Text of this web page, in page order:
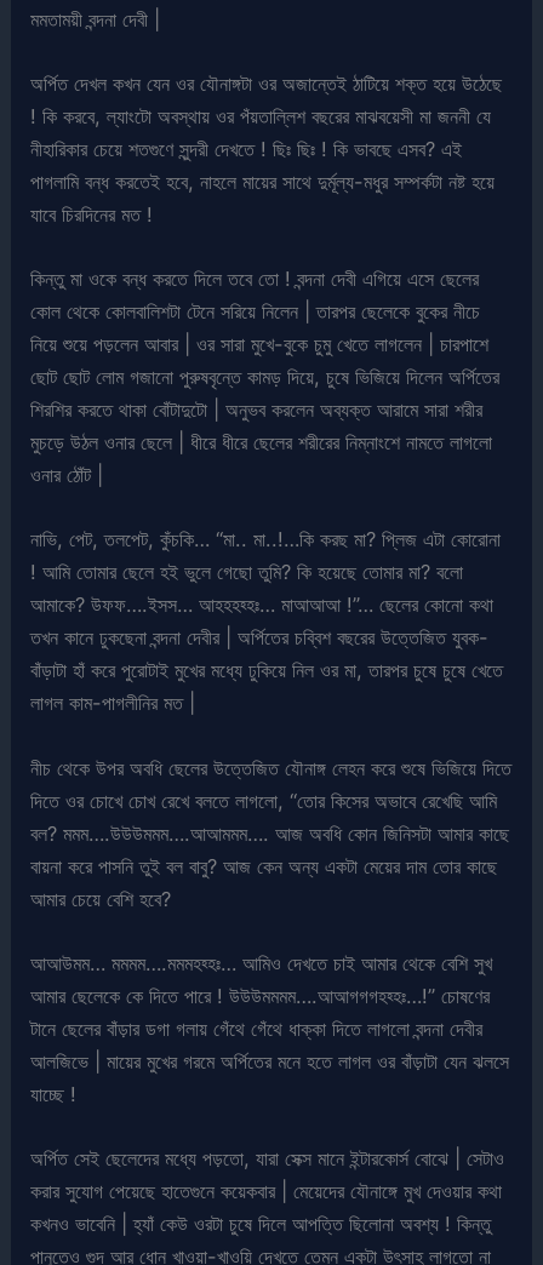
মমতাময়ী বন্দনা দেবী |
অর্পিত দেখল কখন যেন ওর যৌনাঙ্গটা ওর অজান্তেই ঠাটিয়ে শক্ত হয়ে উঠেছে
! কি করবে, ল্যাংটো অবস্থায় ওর পঁয়তাল্লিশ বছরের মাঝবয়েসী মা জননী যে
নীহারিকার চেয়ে শতগুণে সুন্দরী দেখতে ! ছিঃ ছিঃ ! কি ভাবছে এসব? এই
পাগলামি বন্ধ করতেই হবে, নাহলে মায়ের সাথে দুর্মূল্য-মধুর সম্পর্কটা নষ্ট হয়ে
যাবে চিরদিনের মত !
কিন্তু মা ওকে বন্ধ করতে দিলে তবে তো ! বন্দনা দেবী এগিয়ে এসে ছেলের
কোল থেকে কোলবালিশটা টেনে সরিয়ে নিলেন | তারপর ছেলেকে বুকের নীচে
নিয়ে শুয়ে পড়লেন আবার | ওর সারা মুখে-বুকে চুমু খেতে লাগলেন | চারপাশে
ছোট ছোট লোম গজানো পুরুষবৃন্তে কামড় দিয়ে, চুষে ভিজিয়ে দিলেন অর্পিতের
শিরশির করতে থাকা বোঁটাদুটো | অনুভব করলেন অব্যক্ত আরামে সারা শরীর
মুচড়ে উঠল ওনার ছেলে | ধীরে ধীরে ছেলের শরীরের নিম্নাংশে নামতে লাগলো
ওনার ঠোঁট |
নাভি, পেট, তলপেট, কুঁচকি… “মা.. মা..!…কি করছ মা? প্লিজ এটা কোরোনা
! আমি তোমার ছেলে হই ভুলে গেছো তুমি? কি হয়েছে তোমার মা? বলো
আমাকে? উফফ….ইসস… আহহহহ্হঃ… মাআআআ !”… ছেলের কোনো কথা
তখন কানে ঢুকছেনা বন্দনা দেবীর | অর্পিতের চব্বিশ বছরের উত্তেজিত যুবক-
বাঁড়াটা হাঁ করে পুরোটাই মুখের মধ্যে ঢুকিয়ে নিল ওর মা, তারপর চুষে চুষে খেতে
লাগল কাম-পাগলীনির মত |
নীচ থেকে উপর অবধি ছেলের উত্তেজিত যৌনাঙ্গ লেহন করে শুষে ভিজিয়ে দিতে
দিতে ওর চোখে চোখ রেখে বলতে লাগলো, “তোর কিসের অভাবে রেখেছি আমি
বল? মমম….উউউমমম….আআমমম…. আজ অবধি কোন জিনিসটা আমার কাছে
বায়না করে পাসনি তুই বল বাবু? আজ কেন অন্য একটা মেয়ের দাম তোর কাছে
আমার চেয়ে বেশি হবে?
আআউমম… মমমম….মমমহহ্হঃ… আমিও দেখতে চাই আমার থেকে বেশি সুখ
আমার ছেলেকে কে দিতে পারে ! উউউমমমম….আআগগগহহ্হঃ…!” চোষণের
টানে ছেলের বাঁড়ার ডগা গলায় গেঁথে গেঁথে ধাক্কা দিতে লাগলো বন্দনা দেবীর
আলজিভে | মায়ের মুখের গরমে অর্পিতের মনে হতে লাগল ওর বাঁড়াটা যেন ঝলসে
যাচ্ছে !
অর্পিত সেই ছেলেদের মধ্যে পড়তো, যারা সেক্স মানে ইন্টারকোর্স বোঝে | সেটাও
করার সুযোগ পেয়েছে হাতেগুনে কয়েকবার | মেয়েদের যৌনাঙ্গে মুখ দেওয়ার কথা
কখনও ভাবেনি | হ্যাঁ কেউ ওরটা চুষে দিলে আপত্তি ছিলোনা অবশ্য ! কিন্তু
পানুতেও গুদ আর ধোন খাওয়া-খাওয়ি দেখতে তেমন একটা উৎসাহ লাগতো না